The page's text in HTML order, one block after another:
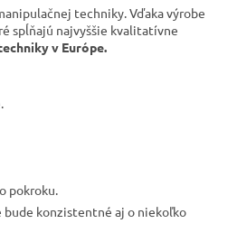
techniky. Vďaka výrobe
spĺňajú najvyššie kvalitatívne
v Európe.
pokroku.
bude konzistentné aj o niekoľko